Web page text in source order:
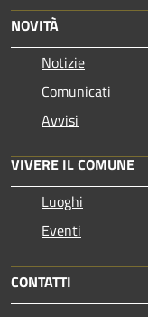
NOVITÀ
Notizie
Comunicati
Avvisi
VIVERE IL COMUNE
Luoghi
Eventi
CONTATTI